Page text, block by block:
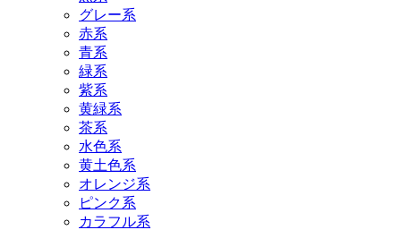
グレー系
赤系
青系
緑系
紫系
黄緑系
茶系
水色系
黄土色系
オレンジ系
ピンク系
カラフル系